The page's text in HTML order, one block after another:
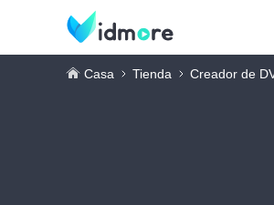
Casa Tienda Creador de